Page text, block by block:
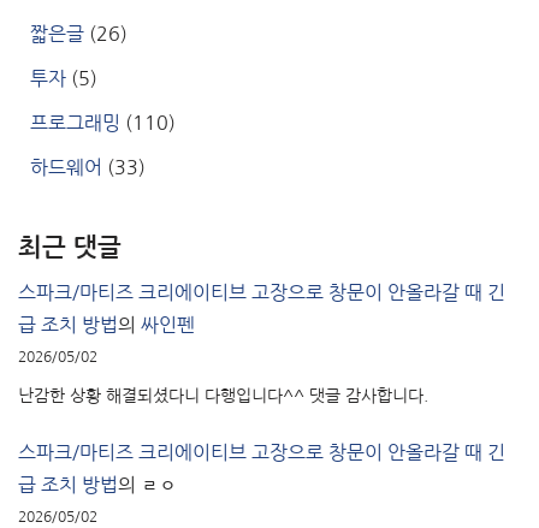
짧은글 (26)
투자 (5)
프로그래밍 (110)
하드웨어 (33)
최근 댓글
스파크/마티즈 크리에이티브 고장으로 창문이 안올라갈 때 긴
급 조치 방법의 싸인펜
2026/05/02
난감한 상황 해결되셨다니 다행입니다^^ 댓글 감사합니다.
스파크/마티즈 크리에이티브 고장으로 창문이 안올라갈 때 긴
급 조치 방법의 ㄹㅇ
2026/05/02